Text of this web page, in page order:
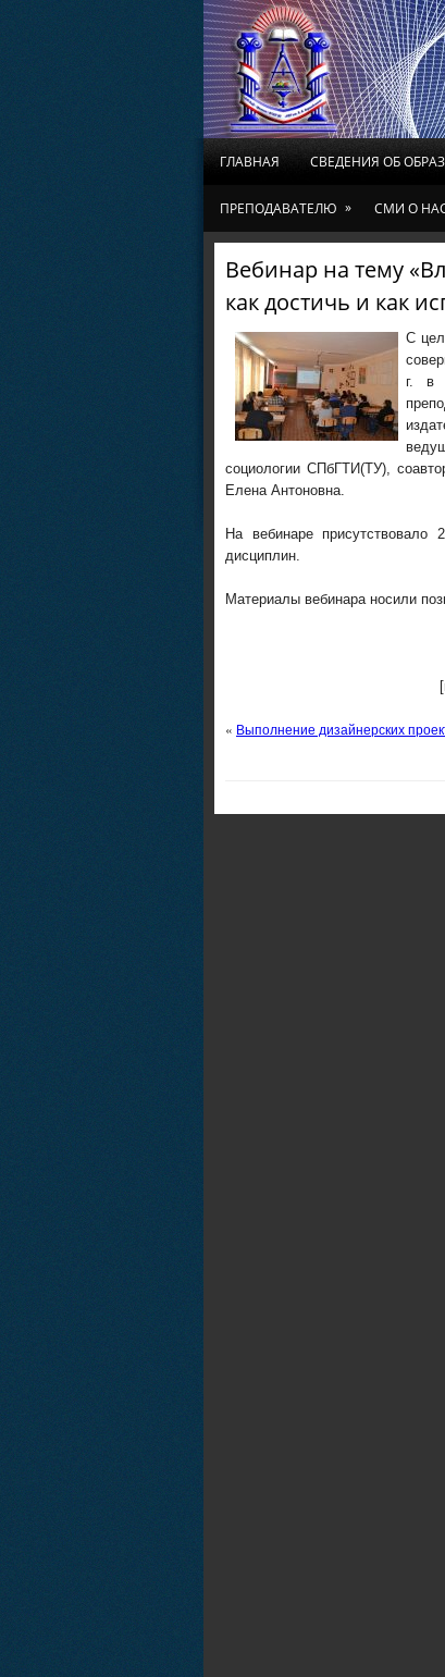
ГЛАВНАЯ СВЕДЕНИЯ ОБ
ПРЕПОДАВАТЕЛЮ » СМИ О
Вебинар на тему
как достичь и как
С
г. в
социологии СПбГТИ(ТУ),
Елена Антоновна.
На вебинаре присутствовало
дисциплин.
Материалы вебинара носили
« Выполнение дизайнерских